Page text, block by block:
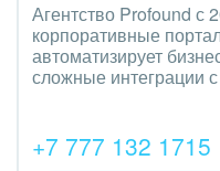
Агентство Profound с
корпоративные
автоматизирует
сложные интеграции
+7 777 132 1715